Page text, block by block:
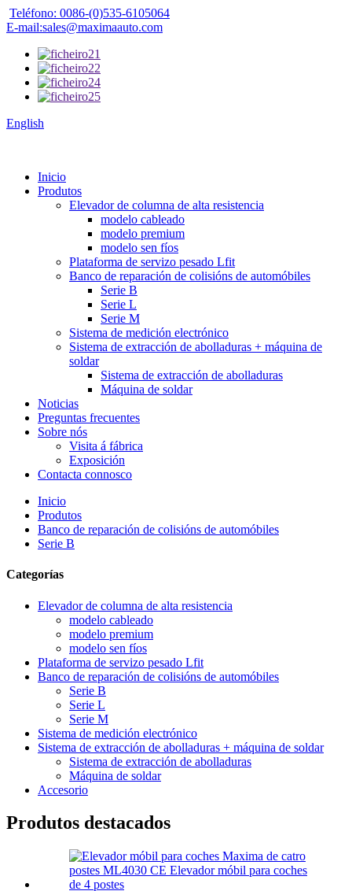
Teléfono: 0086-(0)535-6105064
E-mail:sales@maximaauto.com
English
Inicio
Produtos
Elevador de columna de alta resistencia
modelo cableado
modelo premium
modelo sen fíos
Plataforma de servizo pesado Lfit
Banco de reparación de colisións de automóbiles
Serie B
Serie L
Serie M
Sistema de medición electrónico
Sistema de extracción de abolladuras + máquina de
soldar
Sistema de extracción de abolladuras
Máquina de soldar
Noticias
Preguntas frecuentes
Sobre nós
Visita á fábrica
Exposición
Contacta connosco
Inicio
Produtos
Banco de reparación de colisións de automóbiles
Serie B
Categorías
Elevador de columna de alta resistencia
modelo cableado
modelo premium
modelo sen fíos
Plataforma de servizo pesado Lfit
Banco de reparación de colisións de automóbiles
Serie B
Serie L
Serie M
Sistema de medición electrónico
Sistema de extracción de abolladuras + máquina de soldar
Sistema de extracción de abolladuras
Máquina de soldar
Accesorio
Produtos destacados